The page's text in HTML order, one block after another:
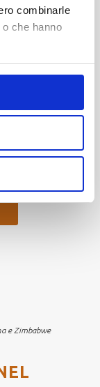
combinarle
che hanno
e Zimbabwe
e Zimbabwe